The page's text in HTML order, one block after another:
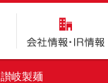
会社情報・IR情報
讃岐製麺